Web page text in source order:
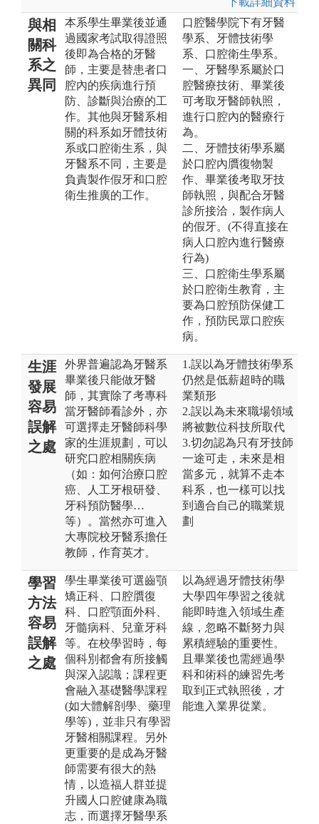
與相
關科
系之
異同
本系學生畢業後並通
過國家考試取得證照
後即為合格的牙醫
師，主要是替患者口
腔內的疾病進行預
防、診斷與治療的工
作。其他與牙醫系相
關的科系如牙體技術
系或口腔衛生系，與
牙醫系不同，主要是
負責製作假牙和口腔
衛生推廣的工作。
口腔醫學院下有牙醫
學系、牙體技術學
系、口腔衛生學系。
一、牙醫學系屬於口
腔醫療技術、畢業後
可考取牙醫師執照，
進行口腔內的醫療行
為。
二、牙體技術學系屬
於口腔內贋復物製
作、畢業後考取牙技
師執照，與配合牙醫
診所接洽，製作病人
的假牙。(不得直接在
病人口腔內進行醫療
行為)
三、口腔衛生學系屬
於口腔衛生教育，主
要為口腔預防保健工
作，預防民眾口腔疾
病。
生涯
發展
容易
誤解
之處
外界普遍認為牙醫系
畢業後只能做牙醫
師，其實除了考專科
當牙醫師看診外，亦
可選擇走牙醫師科學
家的生涯規劃，可以
研究口腔相關疾病
（如：如何治療口腔
癌、人工牙根研發、
牙科預防醫學…
等）。當然亦可進入
大專院校牙醫系擔任
教師，作育英才。
1.誤以為牙體技術學系
仍然是低薪超時的職
業類形
2.誤以為未來職場領域
將被數位科技所取代
3.切勿認為只有牙技師
一途可走，未來是相
當多元，就算不走本
科系，也一樣可以找
到適合自己的職業規
劃
學習
方法
容易
誤解
之處
學生畢業後可選齒顎
矯正科、口腔贋復
科、口腔顎面外科、
牙髓病科、兒童牙科
等。在校學習時，每
個科別都會有所接觸
與深入認識；課程更
會融入基礎醫學課程
(如大體解剖學、藥理
學等)，並非只有學習
牙醫相關課程。另外
更重要的是成為牙醫
師需要有很大的熱
情，以造福人群並提
升國人口腔健康為職
志，而選擇牙醫學系
以為經過牙體技術學
大學四年學習之後就
能即時進入領域生產
線，忽略不斷努力與
累積經驗的重要性。
且畢業後也需經過學
科和術科的練習先考
取到正式執照後，才
能進入業界從業。